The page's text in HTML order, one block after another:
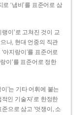
로 ‘냄비’를 표준어로 삼
랭이’로 고쳐진 것이 교
나, 현대 언중의 직관
아지랑이’를 표준어로
이’를 표준어로 정한
’는 기타 어휘에 붙는
적인 기술자’로 한정한
준으로 삼고 ‘멋쟁이, 소